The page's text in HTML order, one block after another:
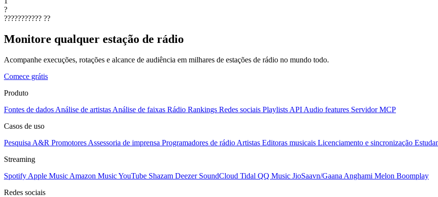
?
??????????? ??
Monitore qualquer estação de rádio
Acompanhe execuções, rotações e alcance de audiência em milhares de estações de rádio no mundo todo.
Comece grátis
Produto
Fontes de dados Análise de artistas Análise de faixas Rádio Rankings Redes sociais Playlists API Audio features Servidor MCP
Casos de uso
Pesquisa A&R Promotores Assessoria de imprensa Programadores de rádio Artistas Editoras musicais Licenciamento e sincronização
Streaming
Spotify Apple Music Amazon MusicYouTube Shazam Deezer SoundCloud Tidal QQ Music JioSaavn/Gaana Anghami Melon Boomplay
Redes sociais